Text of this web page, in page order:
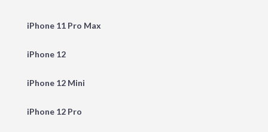
iPhone 11 Pro Max
iPhone 12
iPhone 12 Mini
iPhone 12 Pro